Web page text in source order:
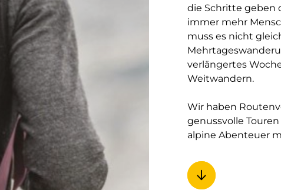
die Schritte geben
immer mehr
muss es nicht
verlängertes
Weitwandern.
Wir haben
genussvolle
alpine Abenteuer